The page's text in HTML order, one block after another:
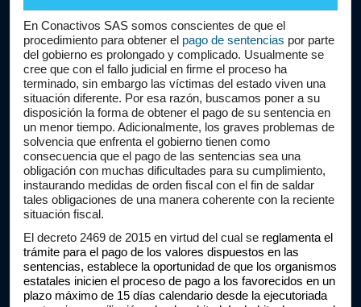
En Conactivos SAS somos conscientes de que el
procedimiento para obtener el pago de sentencias por parte
del gobierno es prolongado y complicado. Usualmente se
cree que con el fallo judicial en firme el proceso ha
terminado, sin embargo las víctimas del estado viven una
situación diferente. Por esa razón, buscamos poner a su
disposición la forma de obtener el pago de su sentencia en
un menor tiempo. Adicionalmente, los graves problemas de
solvencia que enfrenta el gobierno tienen como
consecuencia que el pago de las sentencias sea una
obligación con muchas dificultades para su cumplimiento,
instaurando medidas de orden fiscal con el fin de saldar
tales obligaciones de una manera coherente con la reciente
situación fiscal.
El decreto 2469 de 2015 en virtud del cual se reglamenta el
trámite para el pago de los valores dispuestos en las
sentencias, establece la oportunidad de que los organismos
estatales inicien el proceso de pago a los favorecidos en un
plazo máximo de 15 días calendario desde la ejecutoriada